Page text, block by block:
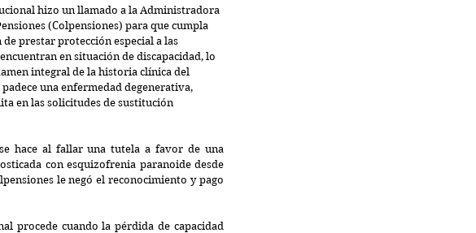
hizo un llamado a la Administradora
(Colpensiones) para que cumpla
prestar protección especial a las
en situación de discapacidad, lo
integral de la historia clínica del
una enfermedad degenerativa,
en las solicitudes de sustitución
hace al fallar una tutela a favor de una
con esquizofrenia paranoide desde
le negó el reconocimiento y pago
procede cuando la pérdida de capacidad